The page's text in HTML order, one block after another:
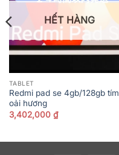
HẾT HÀNG
TABLET
Redmi pad se 4gb/128gb tím
oải hương
3,402,000 ₫